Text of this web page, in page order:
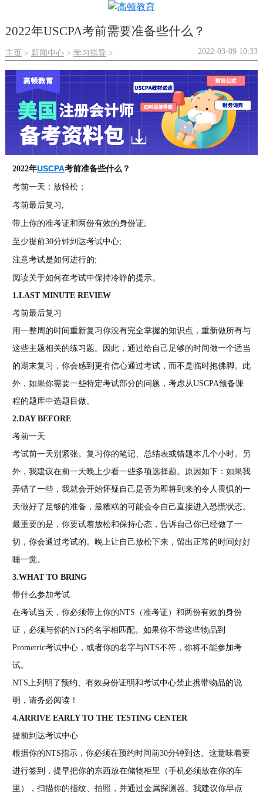
2022年USCPA考前需要准备些什么？
主页 > 新闻中心> 学习指导 > 2022-03-09 10:33
2022年USCPA考前准备些什么？
考前一天：放轻松；
考前最后复习;
带上你的准考证和两份有效的身份证;
至少提前30分钟到达考试中心;
注意考试是如何进行的;
阅读关于如何在考试中保持冷静的提示。
1.LAST MINUTE REVIEW
考前最后复习
用一整周的时间重新复习你没有完全掌握的知识点，重新做所有与
这些主题相关的练习题。因此，通过给自己足够的时间做一个适当
的期末复习，你会感到更有信心通过考试，而不是临时抱佛脚。此
外，如果你需要一些特定考试部分的问题，考虑从USCPA预备课
程的题库中选题目做。
2.DAY BEFORE
考前一天
考试前一天别紧张。复习你的笔记、总结表或错题本几个小时。另
外，我建议在前一天晚上少看一些多项选择题。原因如下：如果我
弄错了一些，我就会开始怀疑自己是否为即将到来的令人畏惧的一
天做好了足够的准备，最糟糕的可能会令自己直接进入恐慌状态。
最重要的是，你要试着放松和保持心态，告诉自己你已经做了一
切，你会通过考试的。晚上让自己放松下来，留出正常的时间好好
睡一觉。
3.WHAT TO BRING
带什么参加考试
在考试当天，你必须带上你的NTS（准考证）和两份有效的身份
证，必须与你的NTS的名字相匹配。如果你不带这些物品到
Prometric考试中心，或者你的名字与NTS不符，你将不能参加考
试。
NTS上列明了预约、有效身份证明和考试中心禁止携带物品的说
明，请务必阅读！
4.ARRIVE EARLY TO THE TESTING CENTER
提前到达考试中心
根据你的NTS指示，你必须在预约时间前30分钟到达。这意味着要
进行签到，提早把你的东西放在储物柜里（手机必须放在你的车
里），扫描你的指纹、拍照，并通过金属探测器。我建议你早点